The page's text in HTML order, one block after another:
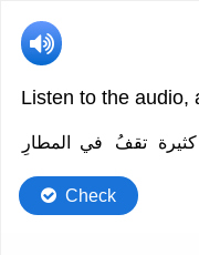
Listen to the audio,
Full
text
هناك
Full
where
words
كثيرة تقفُ في المطارِ
Check